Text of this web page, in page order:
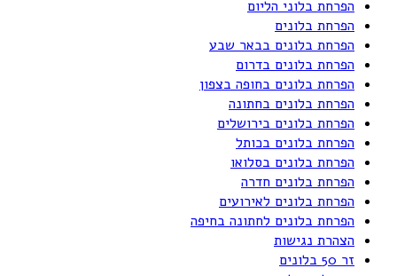
הפרחת בלוני הליום
הפרחת בלונים
הפרחת בלונים בבאר שבע
הפרחת בלונים בדרום
הפרחת בלונים בחופה בצפון
הפרחת בלונים בחתונה
הפרחת בלונים בירושלים
הפרחת בלונים בכותל
הפרחת בלונים בסלואו
הפרחת בלונים חדרה
הפרחת בלונים לאירועים
הפרחת בלונים לחתונה בחיפה
הצהרת נגישות
זר 50 בלונים